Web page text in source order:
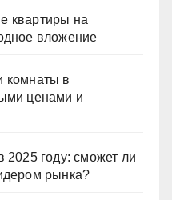
квартиры на
вложение
комнаты в
ценами и
2025 году: сможет ли
рынка?